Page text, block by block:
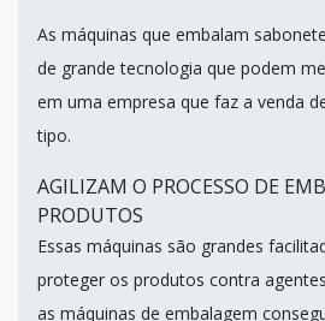
As máquinas que embalam
de grande tecnologia que podem
em uma empresa que faz a venda
tipo.
AGILIZAM O PROCESSO DE
PRODUTOS
Essas máquinas são grandes
proteger os produtos contra
as máquinas de embalagem